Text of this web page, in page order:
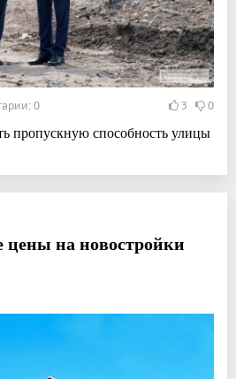
0 3 0
пропускную способность улицы
цены на новостройки